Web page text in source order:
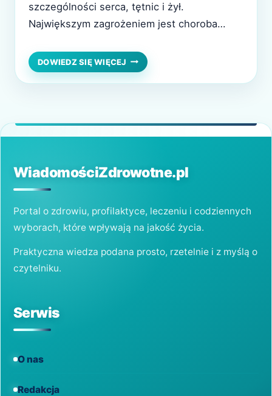
szczególności serca, tętnic i żył.
Największym zagrożeniem jest choroba
serca i choroby naczyń mózgowych.
Schorzenia te często prowadzą do
stanowią najczęstszą przyczynę zgonów nie
DOWIEDZ SIĘ WIĘCEJ „NA
UKŁADY
SĄ
WiadomościZdrowotne.pl
Portal o zdrowiu, profilaktyce, leczeniu i codziennych
wyborach, które wpływają na jakość życia.
Praktyczna wiedza podana prosto, rzetelnie i z myślą o
czytelniku.
Serwis
O nas
Redakcja